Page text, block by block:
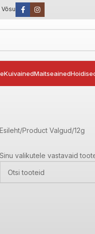
KuivainedMaitseained
Esileht Product Valgud 12g
Sinu valikutele vastavaid